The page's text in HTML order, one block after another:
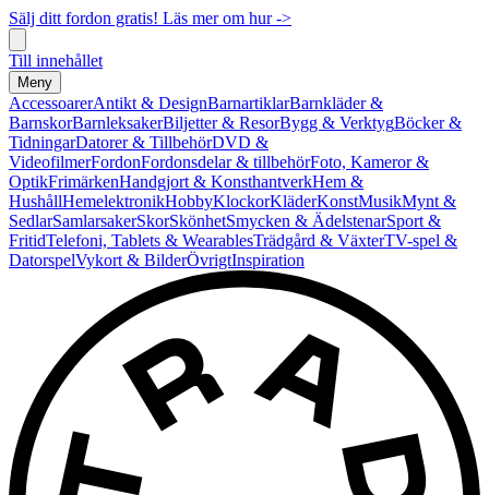
Sälj ditt fordon gratis! Läs mer om hur ->
Till innehållet
Meny
AccessoarerAntikt & DesignBarnartiklarBarnkläder &
BarnskorBarnleksakerBiljetter & ResorBygg & VerktygBöcker &
TidningarDatorer & TillbehörDVD &
VideofilmerFordonFordonsdelar & tillbehörFoto, Kameror &
OptikFrimärkenHandgjort & KonsthantverkHem &
HushållHemelektronikHobbyKlockorKläderKonstMusikMynt &
SedlarSamlarsakerSkorSkönhetSmycken & ÄdelstenarSport &
FritidTelefoni, Tablets & WearablesTrädgård & VäxterTV-spel &
DatorspelVykort & BilderÖvrigtInspiration